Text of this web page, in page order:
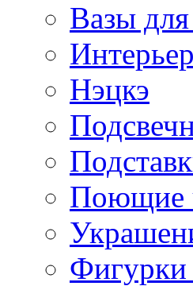
Вазы
Нэцкэ
Поющие
Фигурки